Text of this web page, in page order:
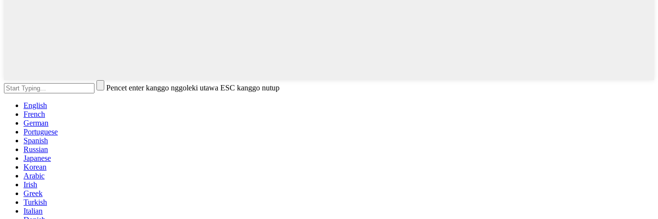
Pencet enter kanggo nggoleki utawa ESC kanggo nutup
English
French
German
Portuguese
Spanish
Russian
Japanese
Korean
Arabic
Irish
Greek
Turkish
Italian